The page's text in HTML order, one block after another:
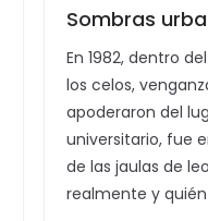
Sombras
En 1982, dentro
los celos,
apoderaron del
universitario, fue
de las jaulas de
realmente y